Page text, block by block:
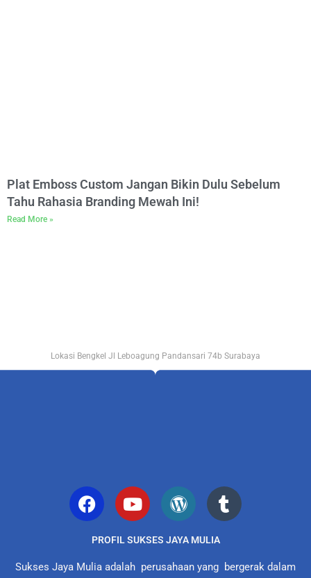
Plat Emboss Custom Jangan Bikin Dulu Sebelum
Tahu Rahasia Branding Mewah Ini!
Read More »
Lokasi Bengkel Jl Leboagung Pandansari 74b Surabaya
PROFIL SUKSES JAYA MULIA
Sukses Jaya Mulia adalah perusahaan yang bergerak dalam